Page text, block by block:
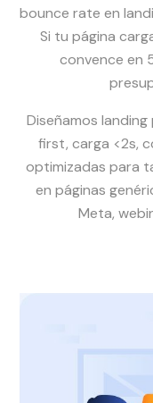
bounce rate en
Si tu página
convence en
Diseñamos
first, carga <2s,
optimizadas para
en páginas
Meta,